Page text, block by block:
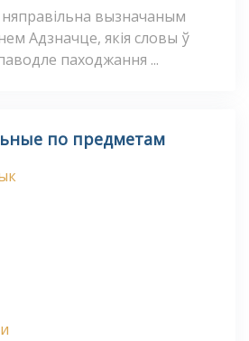
вызначаным
Адзначце, якія словы ў
паходжання ...
по предметам